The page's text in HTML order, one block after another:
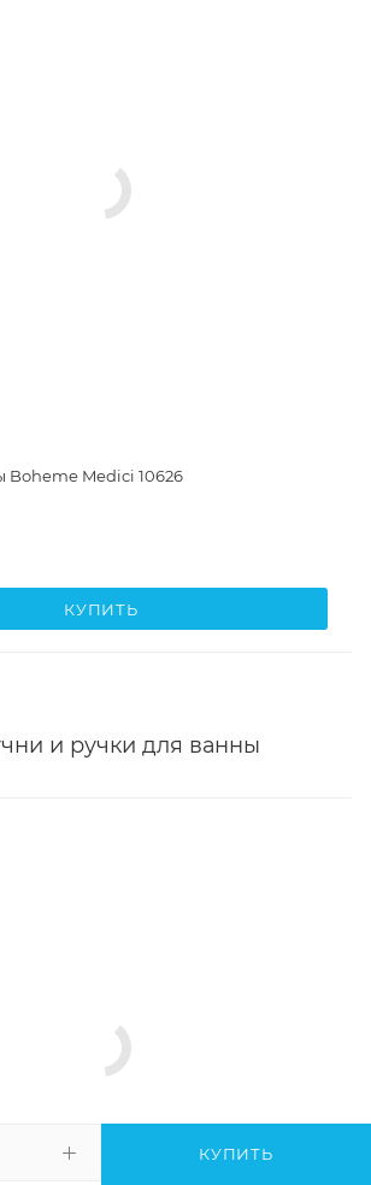
КУПИТЬ
Boheme Medici 10626
КУПИТЬ
и ручки для ванны